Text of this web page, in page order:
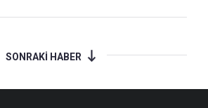
SONRAKİ HABER